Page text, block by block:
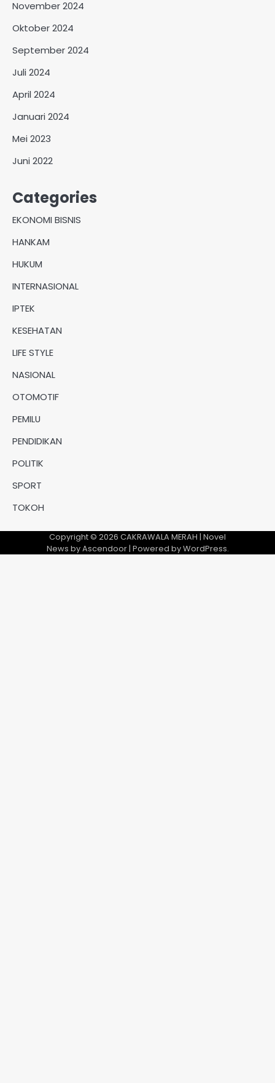
November 2024
Oktober 2024
September 2024
Juli 2024
April 2024
Januari 2024
Mei 2023
Juni 2022
Categories
EKONOMI BISNIS
HANKAM
HUKUM
INTERNASIONAL
IPTEK
KESEHATAN
LIFE STYLE
NASIONAL
OTOMOTIF
PEMILU
PENDIDIKAN
POLITIK
SPORT
TOKOH
Copyright © 2026 CAKRAWALA MERAH | Novel
News byAscendoor| Powered byWordPress.